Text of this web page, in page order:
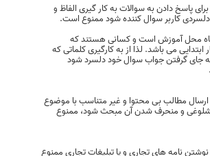
پاسخ دادن به سوالات به کار گیری الفاظ و
کاربر سوال کننده شود ممنوع است.
محل آموزش است و کسانی هستند که
ابتدایی می باشد. لذا از به کارگیری کلماتی که
جای گرفتن جواب سوال خود دلسرد شود
مطالب بی محتوا و غیر متناسب با موضوع
و منحرف شدن آن مبحث شود، ممنوع
نامه هاي تجاري و يا تبليغات تجاري ممنوع